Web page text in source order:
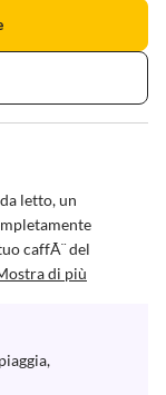
letto, un
caffÃ¨ del
di più